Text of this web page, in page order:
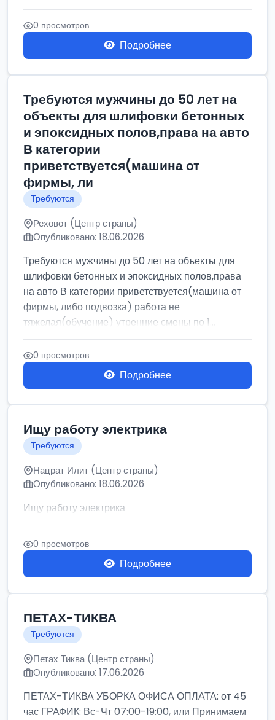
0 просмотров
Подробнее
Требуются мужчины до 50 лет на
объекты для шлифовки бетонных
и эпоксидных полов,права на авто
В категории
приветствуется(машина от
фирмы, ли
Требуются
Реховот (Центр страны)
Опубликовано: 18.06.2026
Требуются мужчины до 50 лет на объекты для
шлифовки бетонных и эпоксидных полов,права
на авто В категории приветствуется(машина от
фирмы, либо подвозка) работа не
тяжелая(обучение) утренние смены по 1...
0 просмотров
Подробнее
Ищу работу электрика
Требуются
Нацрат Илит (Центр страны)
Опубликовано: 18.06.2026
Ищу работу электрика
0 просмотров
Подробнее
ПЕТАХ-ТИКВА
Требуются
Петах Тиква (Центр страны)
Опубликовано: 17.06.2026
ПЕТАХ-ТИКВА УБОРКА ОФИСА ОПЛАТА: от 45
час ГРАФИК: Вс-Чт 07:00-19:00, или Принимаем